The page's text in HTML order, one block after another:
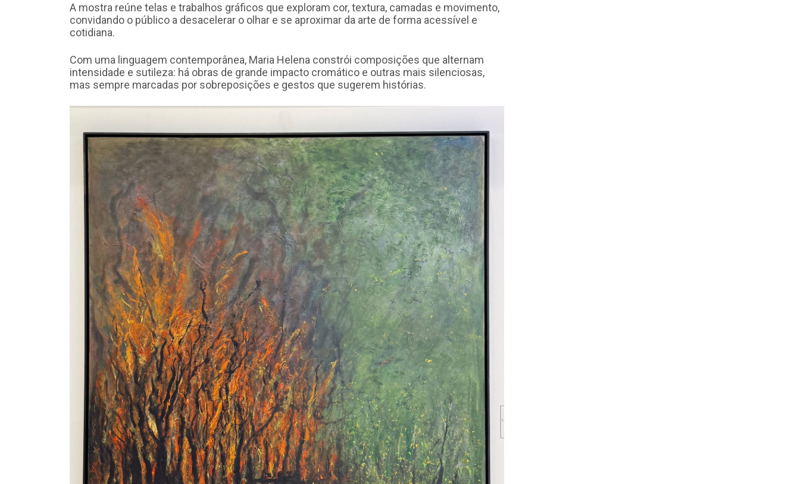
A mostra reúne telas e trabalhos gráficos que exploram cor, textura, camadas e movimento,
convidando o público a desacelerar o olhar e se aproximar da arte de forma acessível e
cotidiana.
Com uma linguagem contemporânea, Maria Helena constrói composições que alternam
intensidade e sutileza: há obras de grande impacto cromático e outras mais silenciosas,
mas sempre marcadas por sobreposições e gestos que sugerem histórias.